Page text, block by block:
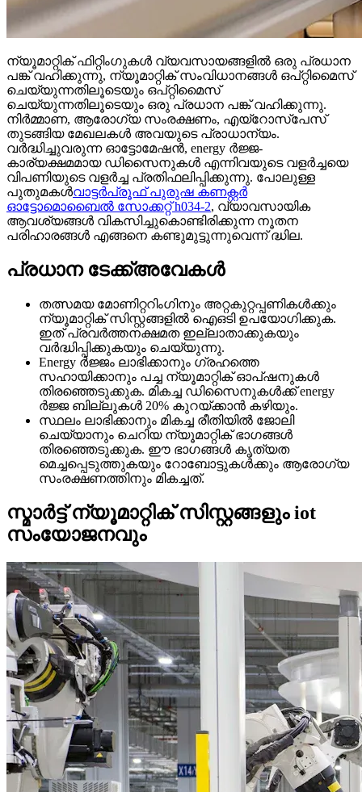
ന്യൂമാറ്റിക് ഫിറ്റിംഗുകൾ വ്യവസായങ്ങളിൽ ഒരു പ്രധാന
പങ്ക് വഹിക്കുന്നു, ന്യൂമാറ്റിക് സംവിധാനങ്ങൾ ഒപ്റ്റിമൈസ്
ചെയ്യുന്നതിലൂടെയും ഒപ്റ്റിമൈസ്
ചെയ്യുന്നതിലൂടെയും ഒരു പ്രധാന പങ്ക് വഹിക്കുന്നു.
നിർമ്മാണ, ആരോഗ്യ സംരക്ഷണം, എയ്റോസ്പേസ്
തുടങ്ങിയ മേഖലകൾ അവയുടെ പ്രാധാന്യം.
വർദ്ധിച്ചുവരുന്ന ഓട്ടോമേഷൻ, energy ർജ്ജ-
കാര്യക്ഷമമായ ഡിസൈനുകൾ എന്നിവയുടെ വളർച്ചയെ
വിപണിയുടെ വളർച്ച പ്രതിഫലിപ്പിക്കുന്നു. പോലുള്ള
പുതുമകൾവാട്ടർപ്രൂഫ് പുരുഷ കണക്റ്റർ
ഓട്ടോമൊബൈൽ സോക്കറ്റ് h034-2, വ്യാവസായിക
ആവശ്യങ്ങൾ വികസിച്ചുകൊണ്ടിരിക്കുന്ന നൂതന
പരിഹാരങ്ങൾ എങ്ങനെ കണ്ടുമുട്ടുന്നുവെന്ന് ദ്ധില.
പ്രധാന ടേക്ക്അവേകൾ
തത്സമയ മോണിറ്ററിംഗിനും അറ്റകുറ്റപ്പണികൾക്കും
ന്യൂമാറ്റിക് സിസ്റ്റങ്ങളിൽ ഐഒടി ഉപയോഗിക്കുക.
ഇത് പ്രവർത്തനക്ഷമത ഇല്ലാതാക്കുകയും
വർദ്ധിപ്പിക്കുകയും ചെയ്യുന്നു.
Energy ർജ്ജം ലാഭിക്കാനും ഗ്രഹത്തെ
സഹായിക്കാനും പച്ച ന്യൂമാറ്റിക് ഓപ്ഷനുകൾ
തിരഞ്ഞെടുക്കുക. മികച്ച ഡിസൈനുകൾക്ക് energy
ർജ്ജ ബില്ലുകൾ 20% കുറയ്ക്കാൻ കഴിയും.
സ്ഥലം ലാഭിക്കാനും മികച്ച രീതിയിൽ ജോലി
ചെയ്യാനും ചെറിയ ന്യൂമാറ്റിക് ഭാഗങ്ങൾ
തിരഞ്ഞെടുക്കുക. ഈ ഭാഗങ്ങൾ കൃത്യത
മെച്ചപ്പെടുത്തുകയും റോബോട്ടുകൾക്കും ആരോഗ്യ
സംരക്ഷണത്തിനും മികച്ചത്.
സ്മാർട്ട് ന്യൂമാറ്റിക് സിസ്റ്റങ്ങളും iot
സംയോജനവും